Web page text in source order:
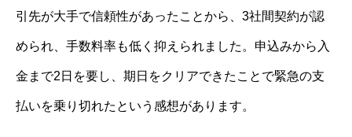
引先が大手で信頼性があったことから、3社間契約が認
められ、手数料率も低く抑えられました。申込みから入
金まで2日を要し、期日をクリアできたことで緊急の支
払いを乗り切れたという感想があります。